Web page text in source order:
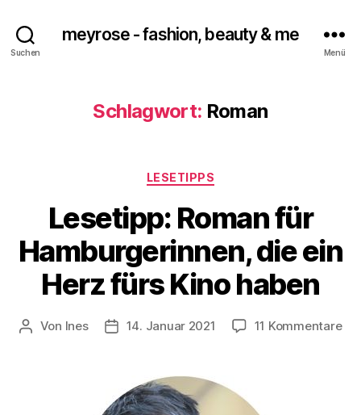
Suchen
meyrose - fashion, beauty & me
Menü
Schlagwort: Roman
Kategorien
LESETIPPS
Lesetipp: Roman für
Hamburgerinnen, die ein
Herz fürs Kino haben
Beitragsautor
Von Ines Veröffentlichungsdatum
14. Januar 2021 11 Kommentarezu